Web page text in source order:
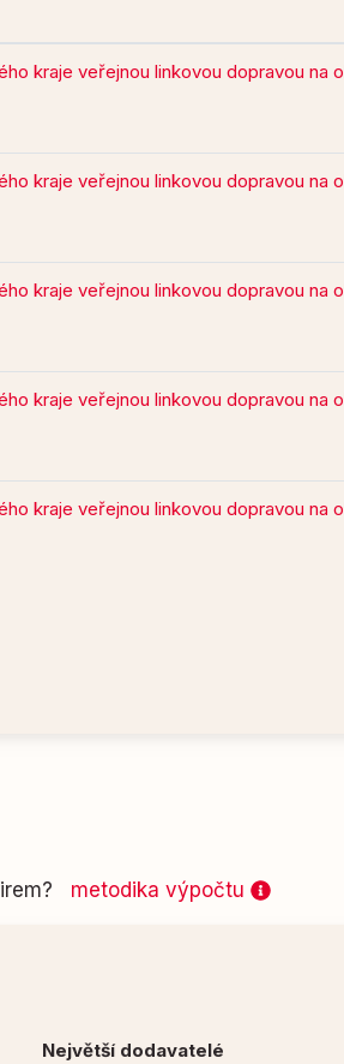
kraje veřejnou linkovou dopravou na
kraje veřejnou linkovou dopravou na
kraje veřejnou linkovou dopravou na
kraje veřejnou linkovou dopravou na
kraje veřejnou linkovou dopravou na
metodika výpočtu
Největší dodavatelé